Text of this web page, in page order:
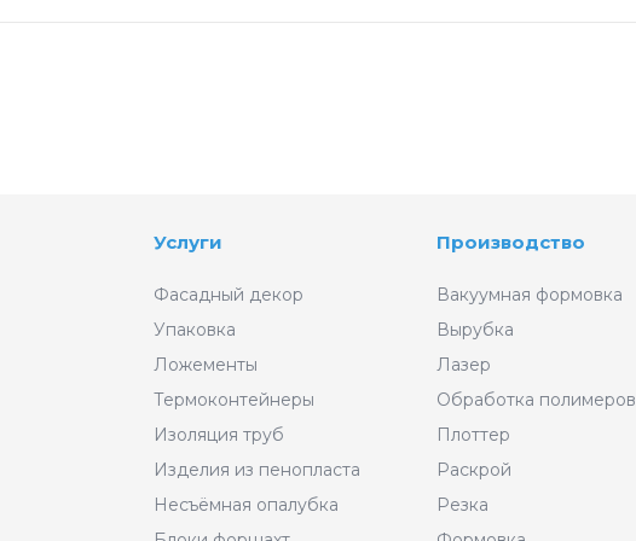
Услуги
Фасадный декор
Упаковка
Ложементы
Термоконтейнеры
Изоляция труб
Изделия из пенопласта
Несъёмная опалубка
Производство
Вакуумная формовка
Вырубка
Лазер
Обработка полимеров
Плоттер
Раскрой
Резка